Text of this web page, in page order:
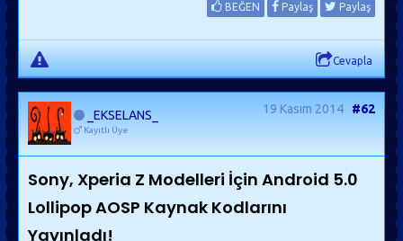
BEĞEN Paylaş Paylaş
Cevapla
_EKSELANS_
Kayıtlı Üye
19 Kasım 2014 #62
Sony, Xperia Z Modelleri İçin Android 5.0
Lollipop AOSP Kaynak Kodlarını
Yayınladı!